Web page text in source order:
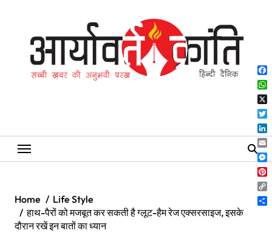
Home
Life Style
हाथ-पैरों को मजबूत कर सकती है ग्लूट-हैम रेज एक्सरसाइज, इसके
दौरान रखें इन बातों का ध्यान
X